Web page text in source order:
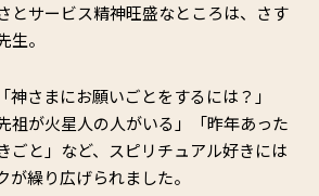
とサービス精神旺盛なところは、さす
。
神さまにお願いごとをするには？」
祖が火星人の人がいる」「昨年あった
ごと」など、スピリチュアル好きには
が繰り広げられました。